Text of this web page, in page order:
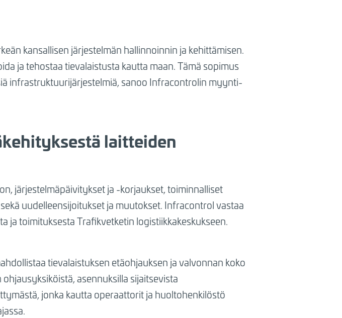
kansallisen järjestelmän hallinnoinnin ja kehittämisen.
ja tehostaa tievalaistusta kautta maan. Tämä sopimus
infrastruktuurijärjestelmiä, sanoo Infracontrolin myynti-
laitteiden
järjestelmäpäivitykset ja -korjaukset, toiminnalliset
uudelleensijoitukset ja muutokset. Infracontrol vastaa
ja toimituksesta Trafikvetketin logistiikkakeskukseen.
tievalaistuksen etäohjauksen ja valvonnan koko
asennuksilla sijaitsevista
jonka kautta operaattorit ja huoltohenkilöstö